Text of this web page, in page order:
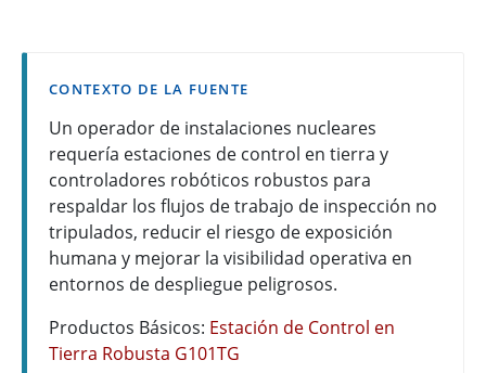
CONTEXTO DE LA FUENTE
Un operador de instalaciones nucleares
requería estaciones de control en tierra y
controladores robóticos robustos para
respaldar los flujos de trabajo de inspección no
tripulados, reducir el riesgo de exposición
humana y mejorar la visibilidad operativa en
entornos de despliegue peligrosos.
Productos Básicos: Estación de Control en
Tierra Robusta G101TG